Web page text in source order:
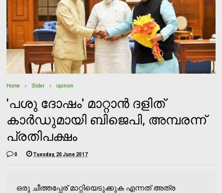
Home Slider opinion
'പശു ദോഷം' മാറ്റാന്‍ ദളിത്
കാര്‍ഡുമായി ബിജെപി, അമ്പരന്ന്
പ്രതിപക്ഷം
0 Tuesday, 20 June 2017
ഒരു ചീത്തപ്പേര് മാറ്റിയെടുക്കുക എന്നത് അത്ര